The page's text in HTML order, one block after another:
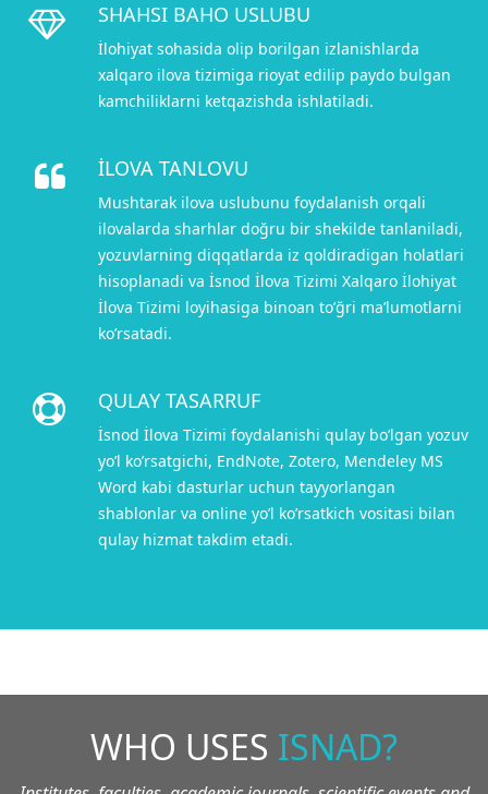
SHAHSI BAHO USLUBU
İlohiyat sohasida olip borilgan izlanishlarda
xalqaro ilova tizimiga rioyat edilip paydo bulgan
kamchiliklarni ketqazishda ishlatiladi.
İLOVA TANLOVU
Mushtarak ilova uslubunu foydalanish orqali
ilovalarda sharhlar doğru bir shekilde tanlaniladi,
yozuvlarning diqqatlarda iz qoldiradigan holatlari
hisoplanadi va İsnod İlova Tizimi Xalqaro İlohiyat
İlova Tizimi loyihasiga binoan to’ğri ma’lumotlarni
ko’rsatadi.
QULAY TASARRUF
İsnod İlova Tizimi foydalanishi qulay bo’lgan yozuv
yo’l ko’rsatgichi, EndNote, Zotero, Mendeley MS
Word kabi dasturlar uchun tayyorlangan
shablonlar va online yo’l ko’rsatkich vositasi bilan
qulay hizmat takdim etadi.
WHO USES ISNAD?